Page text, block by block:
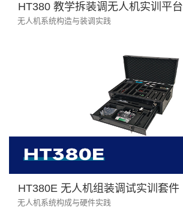
HT380 教学拆装调无人机实训平台
无人机系统构造与装调实践
HT380E 无人机组装调试实训套件
无人机系统构成与硬件实践